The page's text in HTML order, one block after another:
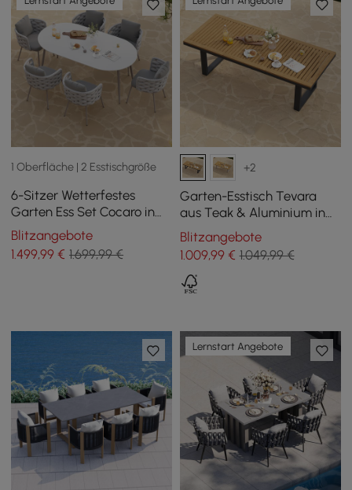
1 Oberfläche | 2 Esstischgröße
6-Sitzer Wetterfestes
Garten Ess Set Cocaro in
Grau & Weiß aus
Aluminium & Rattan
Blitzangebote
1.499,99 € 1.699,99 €
+2
Garten-Esstisch Tevara
aus Teak & Aluminium in
Grau, für 6-8 Personen
Blitzangebote
1.009,99€ 1.049,99 €
Lernstart Angebote